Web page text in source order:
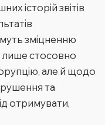
історій звітів
зміцненню
лише стосовно
але й щодо
та
отримувати,